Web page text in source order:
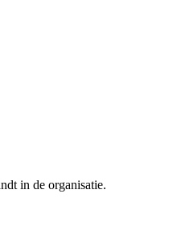
in de organisatie.